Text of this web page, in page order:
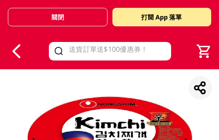
Valid Until 30 June 2026
關閉 打開 App 落單